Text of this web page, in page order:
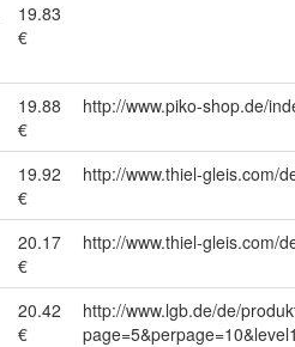
19.83
€
19.88
€
http://www.piko-shop.de/
19.92
€
http://www.thiel-gleis.com/
20.17
€
http://www.thiel-gleis.com/
20.42
€
http://www.lgb.de/de/